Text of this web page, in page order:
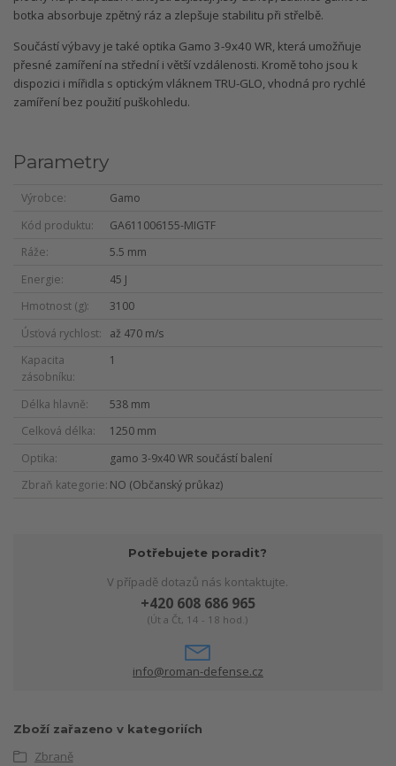
botka absorbuje zpětný ráz a zlepšuje stabilitu při střelbě.
Součástí výbavy je také optika Gamo 3-9x40 WR, která umožňuje
přesné zamíření na střední i větší vzdálenosti. Kromě toho jsou k
dispozici i mířidla s optickým vláknem TRU-GLO, vhodná pro rychlé
zamíření bez použití puškohledu.
Parametry
Výrobce
Gamo
Kód produktu
GA611006155-MIGTF
Ráže
5.5 mm
Energie
45 J
Hmotnost (g)
3100
Úsťová rychlost
až 470 m/s
Kapacita
zásobníku
1
Délka hlavně
538 mm
Celková délka
1250 mm
Optika
gamo 3-9x40 WR součástí balení
Zbraň kategorie NO (Občanský průkaz)
Potřebujete poradit?
V případě dotazů nás kontaktujte.
+420 608 686 965
(Út a Čt, 14 - 18 hod.)
info@roman-defense.cz
Zboží zařazeno v kategoriích
Zbraně